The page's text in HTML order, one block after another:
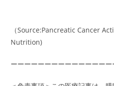
（Source:Pancreatic Cancer
Nutrition)
ーーーーーーーーーーーーーー